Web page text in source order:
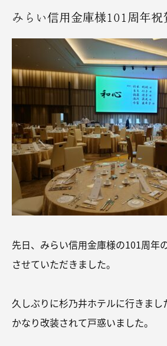
みらい信用金庫様101周年祝
先日、みらい信用金庫様の101周年
させていただきました。
久しぶりに杉乃井ホテルに行きま
かなり改装されて戸惑いました。